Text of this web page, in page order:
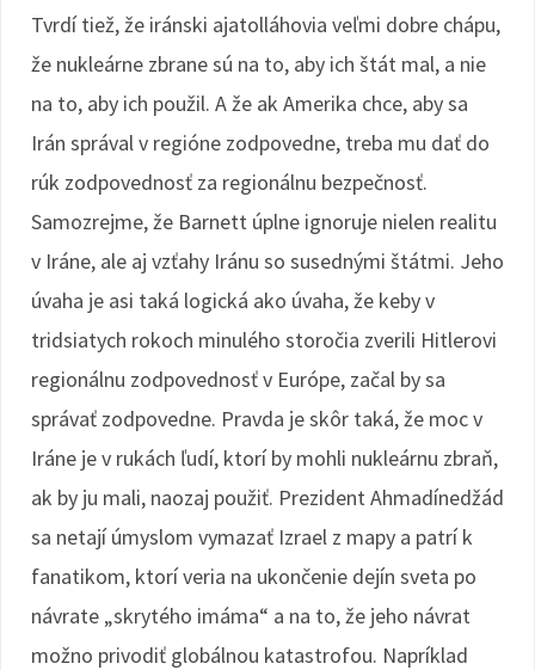
Tvrdí tiež, že iránski ajatolláhovia veľmi dobre chápu,
že nukleárne zbrane sú na to, aby ich štát mal, a nie
na to, aby ich použil. A že ak Amerika chce, aby sa
Irán správal v regióne zodpovedne, treba mu dať do
rúk zodpovednosť za regionálnu bezpečnosť.
Samozrejme, že Barnett úplne ignoruje nielen realitu
v Iráne, ale aj vzťahy Iránu so susednými štátmi. Jeho
úvaha je asi taká logická ako úvaha, že keby v
tridsiatych rokoch minulého storočia zverili Hitlerovi
regionálnu zodpovednosť v Európe, začal by sa
správať zodpovedne. Pravda je skôr taká, že moc v
Iráne je v rukách ľudí, ktorí by mohli nukleárnu zbraň,
ak by ju mali, naozaj použiť. Prezident Ahmadínedžád
sa netají úmyslom vymazať Izrael z mapy a patrí k
fanatikom, ktorí veria na ukončenie dejín sveta po
návrate „skrytého imáma“ a na to, že jeho návrat
možno privodiť globálnou katastrofou. Napríklad